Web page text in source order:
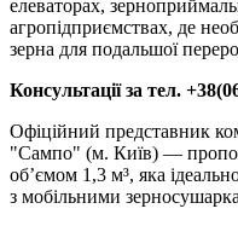
елеваторах,
агропідприємствах, де
зерна для подальшої
Консультації за тел.
Офіційний представник
"Сампо" (м. Київ) —
об’ємом 1,3 м³, яка
з мобільними